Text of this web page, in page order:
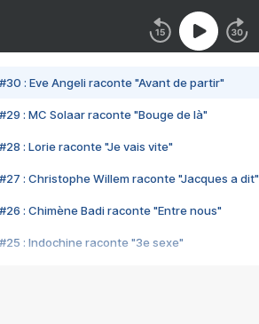
#30 : Eve Angeli raconte "Avant de partir"
#29 : MC Solaar raconte "Bouge de là"
#28 : Lorie raconte "Je vais vite"
#27 : Christophe Willem raconte "Jacques a dit"
#26 : Chimène Badi raconte "Entre nous"
#25 : Indochine raconte "3e sexe"